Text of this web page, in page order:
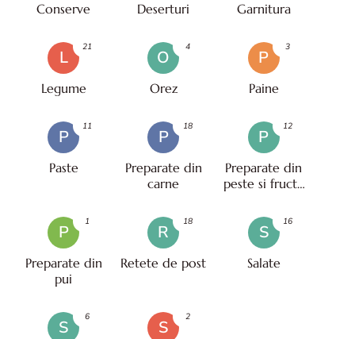
Conserve Deserturi Garnitura
L
Legume
21
O
Orez
4
P
Paine
3
P
Paste
11
P
Preparate din
carne
18
P
Preparate din
peste si fructe
12
P
Preparate din
pui
1
R
Retete de post
18
S
Salate
16
S
6
S
2